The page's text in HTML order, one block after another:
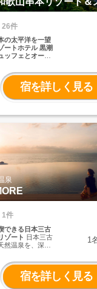
26件
の太平洋を一望
ートホテル黒潮
ッフェとオール
類豊富でモダン
ィナービュッフ
ンジでのビー
ー等アルコール
から望む名勝橋
なく広がる太平
る太平洋の景色
ください
宿を詳しく見る
泉
1件
できる日本三古
ゾート 日本三古
然温泉を、深さ
掛け流し温泉を
の大足湯は、圧
夕食はライブコー
りたての料理を
1
宿を詳しく見る